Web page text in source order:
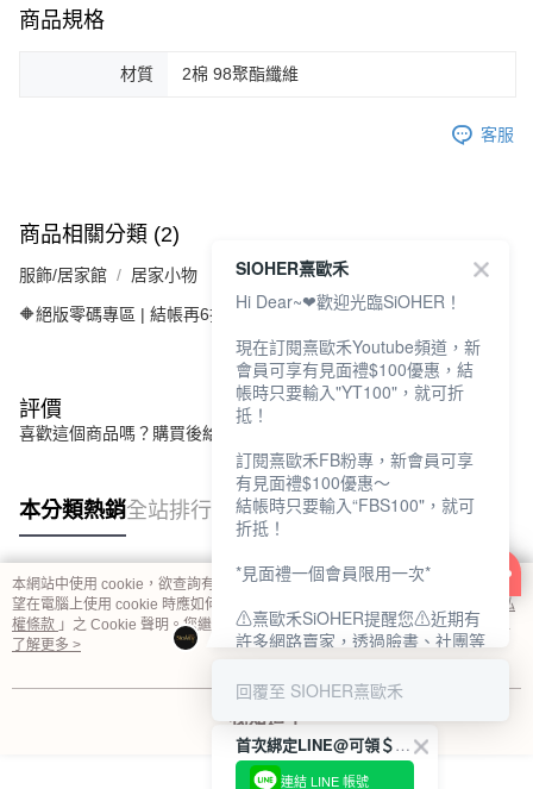
商品規格
材質 2棉 98聚酯纖維
客服
商品相關分類 (2)
服飾/居家館 居家小物
🔶絕版零碼專區 | 結帳再6折
評價
喜歡這個商品嗎？購買後給他一個好評吧
本分類熱銷全站排行
熱門標籤
本網站中使用 cookie，欲查詢有關本網站使用 cookie 方式之詳情，及若您不希
望在電腦上使用 cookie 時應如何變更電腦的 cookie 設定，請參閱本網站「
隱私
權條款 」之 Cookie 聲明。您繼續使用本網站即表示您同意本公司得按本網站使
用條款之 Cookie 聲明使用 cookie。
了解更多 >
我知道了
首次綁定LINE@可領＄100折扣優惠
連結 LINE 帳號
SIOHER熹歐禾
Hi Dear~❤歡迎光臨SiOHER！
現在訂閱熹歐禾Youtube頻道，新
會員可享有見面禮$100優惠，結
帳時只要輸入"YT100"，就可折
抵！
訂閱熹歐禾FB粉專，新會員可享
有見面禮$100優惠～
結帳時只要輸入“FBS100"，就可
折抵！
*見面禮一個會員限用一次*
⚠熹歐禾SiOHER提醒您⚠近期有
許多網路賣家，透過臉書、社團等
SiOHER』品牌授權、或有內部管
消費者上當及受害。
如有疑慮請至官網先訂單查尋如
回覆至 SIOHER熹歐禾